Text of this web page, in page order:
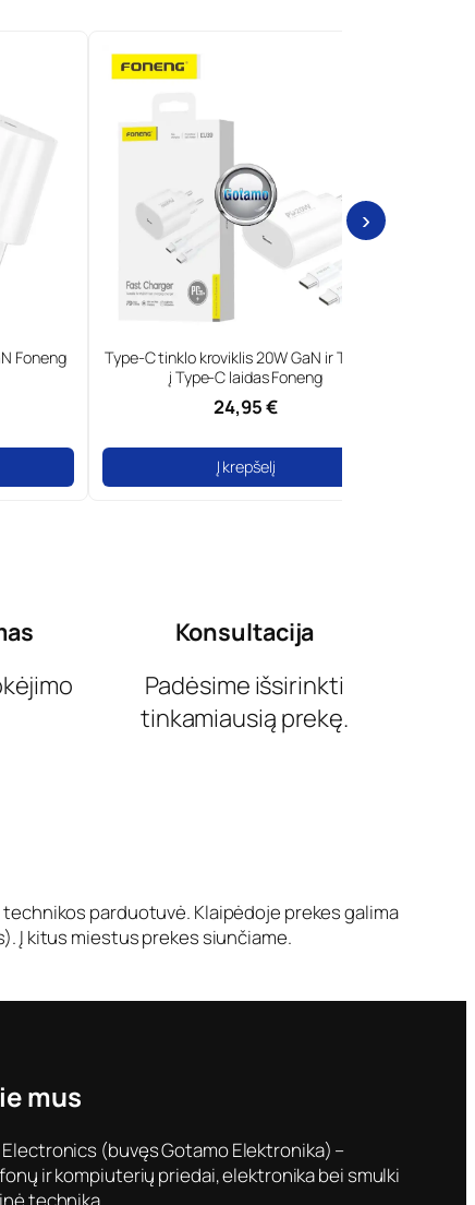
Type-C tinklo kroviklis 20W GaN ir Type-C
į Type-C laidas Foneng
24,95 €
Į krepšelį
›
Konsultacija
Padėsime išsirinkti
tinkamiausią prekę.
parduotuvė. Klaipėdoje prekes galima
Į kitus miestus prekes siunčiame.
mus
Electronics (buvęs Gotamo Elektronika) –
ir kompiuterių priedai, elektronika bei smulki
technika.